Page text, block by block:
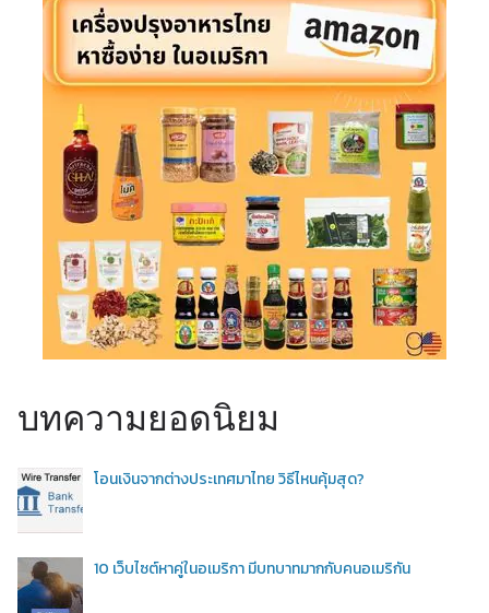
บทความยอดนิยม
โอนเงินจากต่างประเทศมาไทย วิธีไหนคุ้มสุด?
10 เว็บไซต์หาคู่ในอเมริกา มีบทบาทมากกับคนอเมริกัน